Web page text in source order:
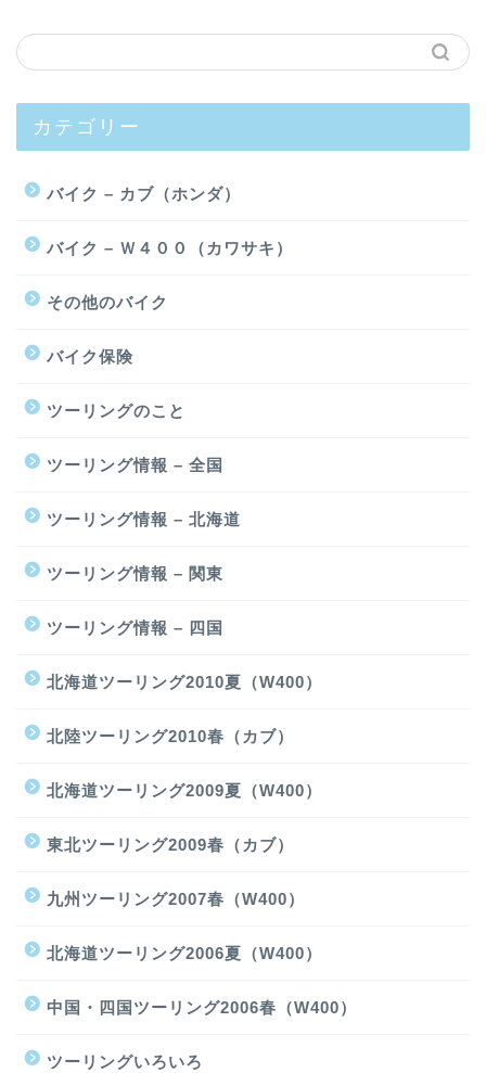
カテゴリー
バイク – カブ（ホンダ）
バイク – Ｗ４００（カワサキ）
その他のバイク
バイク保険
ツーリングのこと
ツーリング情報 – 全国
ツーリング情報 – 北海道
ツーリング情報 – 関東
ツーリング情報 – 四国
北海道ツーリング2010夏（W400）
北陸ツーリング2010春（カブ）
北海道ツーリング2009夏（W400）
東北ツーリング2009春（カブ）
九州ツーリング2007春（W400）
北海道ツーリング2006夏（W400）
中国・四国ツーリング2006春（W400）
ツーリングいろいろ